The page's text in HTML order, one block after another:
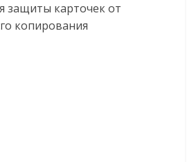
защиты карточек от
копирования